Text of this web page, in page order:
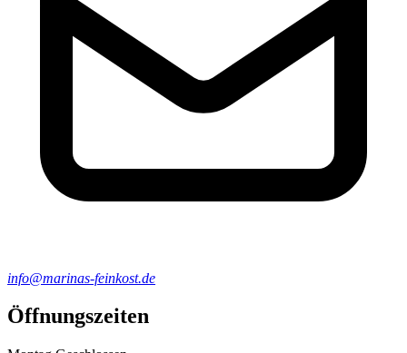
info@marinas-feinkost.de
Öffnungszeiten